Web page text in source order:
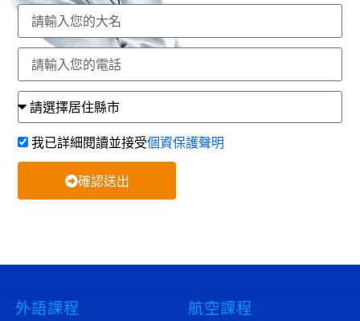
我已詳細閱讀並接受個資保護聲明
確認送出
外語課程 航空課程